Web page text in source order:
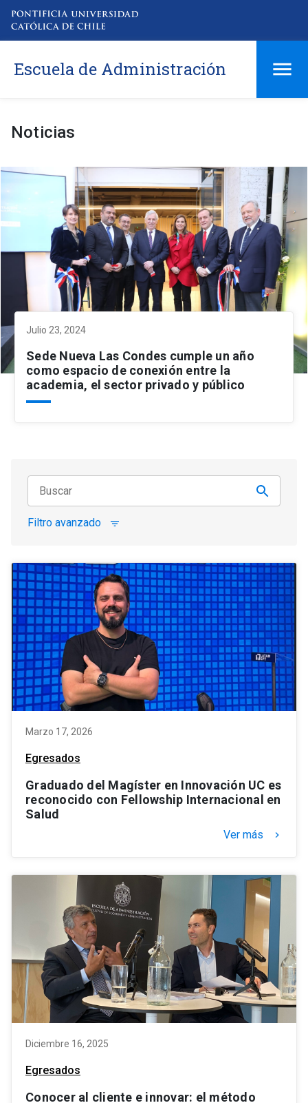
Escuela de Administración
Noticias
Julio 23, 2024
Sede Nueva Las Condes cumple un año
como espacio de conexión entre la
academia, el sector privado y público
Filtro avanzado filter_list
Marzo 17, 2026
Egresados
Graduado del Magíster en Innovación UC es
reconocido con Fellowship Internacional en
Salud
Ver más keyboard_arrow_right
Diciembre 16, 2025
Egresados
Conocer al cliente e innovar: el método